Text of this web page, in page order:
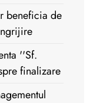
beneficia de
''Sf.
finalizare